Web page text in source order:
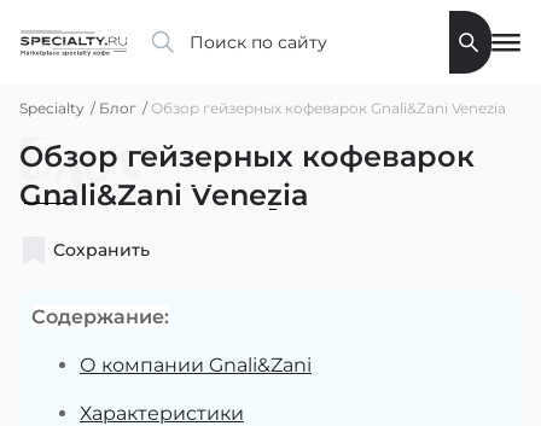
Specialty Блог Обзор гейзерных кофеварок Gnali&Zani Venezia
Блог
Обзор гейзерных кофеварок
Gnali&Zani Venezia
Сохранить
Содержание:
О компании Gnali&Zani
Характеристики